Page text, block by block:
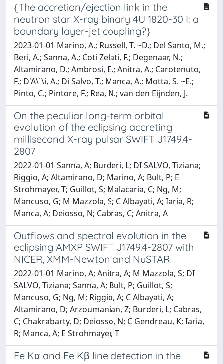
{The accretion/ejection link in the
neutron star X-ray binary 4U 1820-30 I: a
boundary layer-jet coupling?}
2023-01-01 Marino, A.; Russell, T. ~D.; Del Santo, M.;
Beri, A.; Sanna, A.; Coti Zelati, F.; Degenaar, N.;
Altamirano, D.; Ambrosi, E.; Anitra, A.; Carotenuto,
F.; D'A\`\i, A.; Di Salvo, T.; Manca, A.; Motta, S. ~E.;
Pinto, C.; Pintore, F.; Rea, N.; van den Eijnden, J.
On the peculiar long-term orbital
evolution of the eclipsing accreting
millisecond X-ray pulsar SWIFT J1749.4-
2807
2022-01-01 Sanna, A; Burderi, L; DI SALVO, Tiziana;
Riggio, A; Altamirano, D; Marino, A; Bult, P; E
Strohmayer, T; Guillot, S; Malacaria, C; Ng, M;
Mancuso, G; M Mazzola, S; C Albayati, A; Iaria, R;
Manca, A; Deiosso, N; Cabras, C; Anitra, A
Outflows and spectral evolution in the
eclipsing AMXP SWIFT J1749.4-2807 with
NICER, XMM-Newton and NuSTAR
2022-01-01 Marino, A; Anitra, A; M Mazzola, S; DI
SALVO, Tiziana; Sanna, A; Bult, P; Guillot, S;
Mancuso, G; Ng, M; Riggio, A; C Albayati, A;
Altamirano, D; Arzoumanian, Z; Burderi, L; Cabras,
C; Chakrabarty, D; Deiosso, N; C Gendreau, K; Iaria,
R; Manca, A; E Strohmayer, T
Fe Kα and Fe Kβ line detection in the